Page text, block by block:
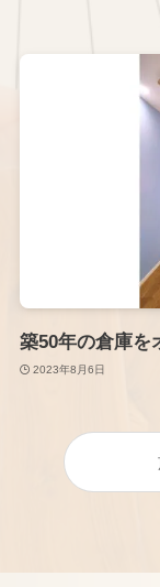
築50年の倉庫を
2023年8月6日